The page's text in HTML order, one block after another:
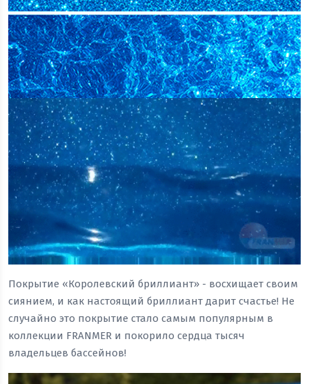
Покрытие «Королевский бриллиант» - восхищает своим
сиянием, и как настоящий бриллиант дарит счастье! Не
случайно это покрытие стало самым популярным в
коллекции FRANMER и покорило сердца тысяч
владельцев бассейнов!